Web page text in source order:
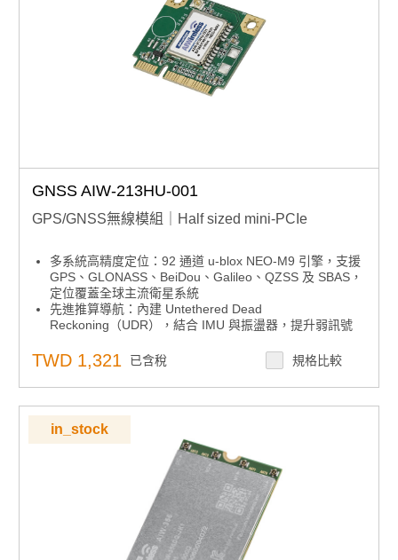
GNSS AIW-213HU-001
GPS/GNSS無線模組｜Half sized mini-PCIe
多系統高精度定位：92 通道 u-blox NEO-M9 引擎，支援
GPS、GLONASS、BeiDou、Galileo、QZSS 及 SBAS，
定位覆蓋全球主流衛星系統
先進推算導航：內建 Untethered Dead
Reckoning（UDR），結合 IMU 與振盪器，提升弱訊號
快速啟動性能：熱啟動 TTFF 僅 2 秒，開放空間冷啟動
24 秒，提升定位效率
高精度表現：SBAS 模式下達 1.5 米 CEP，滿足工業級與
專業應用需求
極寬溫適應：-40 ~ +85°C 工作溫度，適用於嚴苛工業與
戶外環境
TWD 1,321 已含稅 規格比較
in_stock